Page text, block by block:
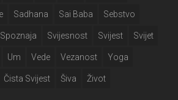
Sadhana Sai Baba Sebstvo
Spoznaja Svijesnost Svijest Svijet
Um Vede Vezanost Yoga
Čista Svijest Šiva Život